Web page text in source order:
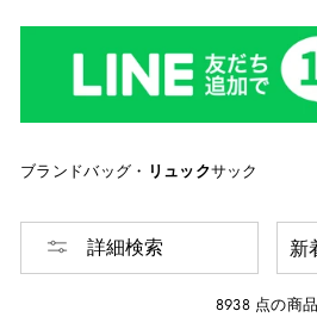
ブランドバッグ・ リュックサック
詳細検索
び
替
8938 点の商品